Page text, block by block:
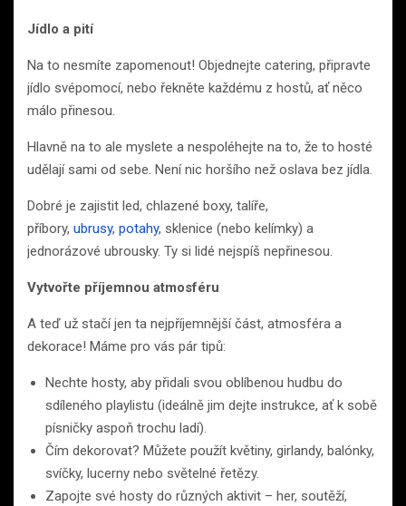
Jídlo a pití
Na to nesmíte zapomenout! Objednejte catering, připravte
jídlo svépomocí, nebo řekněte každému z hostů, ať něco
málo přinesou.
Hlavně na to ale myslete a nespoléhejte na to, že to hosté
udělají sami od sebe. Není nic horšího než oslava bez jídla.
Dobré je zajistit led, chlazené boxy, talíře,
příbory, ubrusy, potahy, sklenice (nebo kelímky) a
jednorázové ubrousky. Ty si lidé nejspíš nepřinesou.
Vytvořte příjemnou atmosféru
A teď už stačí jen ta nejpříjemnější část, atmosféra a
dekorace! Máme pro vás pár tipů:
Nechte hosty, aby přidali svou oblíbenou hudbu do
sdíleného playlistu (ideálně jim dejte instrukce, ať k sobě
písničky aspoň trochu ladí).
Čím dekorovat? Můžete použít květiny, girlandy, balónky,
svíčky, lucerny nebo světelné řetězy.
Zapojte své hosty do různých aktivit – her, soutěží,